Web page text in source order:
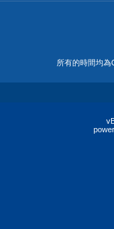
所有的時間均為